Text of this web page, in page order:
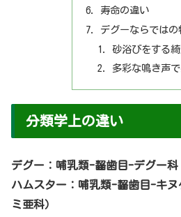
寿命の違い
デグーならではの
砂浴びをする
多彩な鳴き声
分類学上の違い
デグー：哺乳類-齧歯目-デグー科
ハムスター：哺乳類-齧歯目-キ
ミ亜科）